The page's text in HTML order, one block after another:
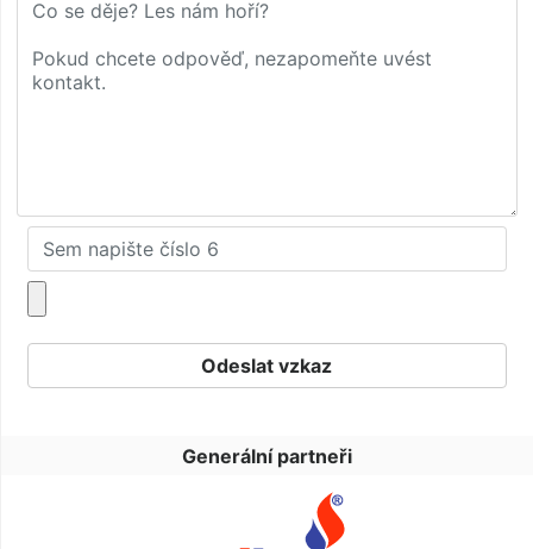
Generální partneři